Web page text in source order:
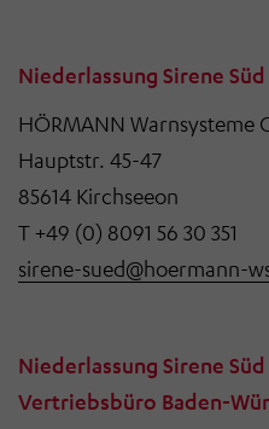
Niederlassung Sirene Süd
HÖRMANN Warnsysteme
Hauptstr. 45-47
85614 Kirchseeon
T +49 (0) 8091 56 30 351
sirene-sued@hoermann-
Niederlassung Sirene
Vertriebsbüro Baden-